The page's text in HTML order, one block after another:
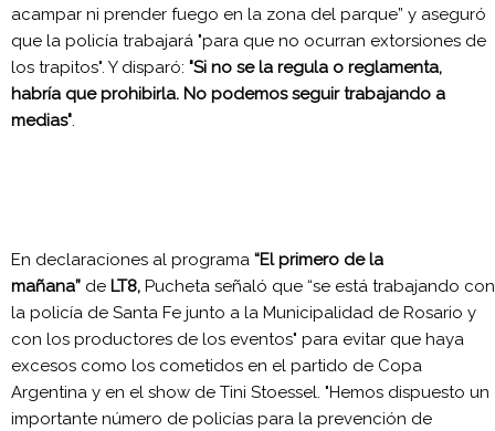
acampar ni prender fuego en la zona del parque” y aseguró
que la policía trabajará "para que no ocurran extorsiones de
los trapitos". Y disparó: "Si no se la regula o reglamenta,
habría que prohibirla. No podemos seguir trabajando a
medias".
En declaraciones al programa “El primero de la
mañana” de LT8, Pucheta señaló que “se está trabajando con
la policía de Santa Fe junto a la Municipalidad de Rosario y
con los productores de los eventos" para evitar que haya
excesos como los cometidos en el partido de Copa
Argentina y en el show de Tini Stoessel. "Hemos dispuesto un
importante número de policías para la prevención de